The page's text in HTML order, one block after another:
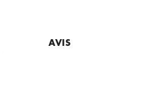
AVIS